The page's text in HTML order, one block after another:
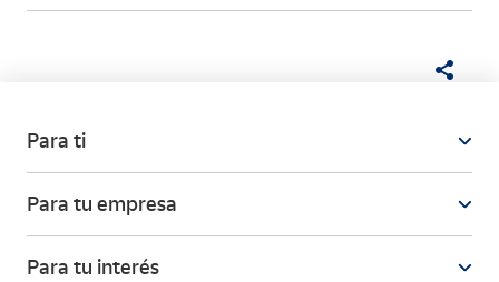
Para ti
Para tu empresa
Para tu interés